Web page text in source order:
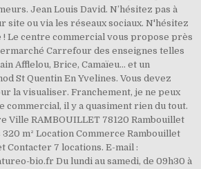
Jean Louis David. N’hésitez pas à
site ou via les réseaux sociaux. N'hésitez
! Le centre commercial vous propose près
Carrefour des enseignes telles
Afflelou, Brice, Camaïeu... et un
St Quentin En Yvelines. Vous devez
la visualiser. Franchement, je ne peux
commercial, il y a quasiment rien du tout.
Ville RAMBOUILLET 78120 Rambouillet
m² Location Commerce Rambouillet
Contacter 7 locations. E-mail :
bio.fr Du lundi au samedi, de 09h30 à